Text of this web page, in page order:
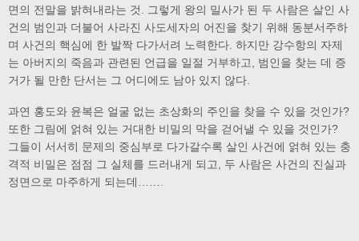
면의 전말을 밝혀내라는 것. 그렇게 왕의 밀사가 된 두 사람은 살인 사
건의 범인과 더불어 사라진 사도세자의 어진을 찾기 위해 동분서주하
며 사건의 핵심에 한 발짝 다가서려 노력한다. 하지만 강수항의 자제
는 아버지의 죽음과 관련된 언급을 일절 거부하고, 범인을 찾는 데 증
거가 될 만한 단서는 그 어디에도 남아 있지 않다.
과연 홍도와 윤복은 얼굴 없는 초상화의 주인을 찾을 수 있을 것인가?
또한 그림에 얽혀 있는 거대한 비밀의 막을 걷어낼 수 있을 것인가?
그들이 서서히 문제의 중심부로 다가갈수록 살인 사건에 얽혀 있는 충
격적 비밀은 점점 그 실체를 드러내게 되고, 두 사람은 사건의 진실과
정면으로 마주하게 되는데…….